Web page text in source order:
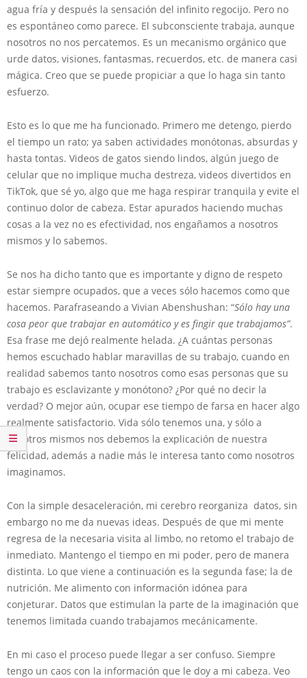
agua fría y después la sensación del infinito regocijo. Pero no
es espontáneo como parece. El subconsciente trabaja, aunque
nosotros no nos percatemos. Es un mecanismo orgánico que
urde datos, visiones, fantasmas, recuerdos, etc. de manera casi
mágica. Creo que se puede propiciar a que lo haga sin tanto
esfuerzo.
Esto es lo que me ha funcionado. Primero me detengo, pierdo
el tiempo un rato; ya saben actividades monótonas, absurdas y
hasta tontas. Videos de gatos siendo lindos, algún juego de
celular que no implique mucha destreza, videos divertidos en
TikTok, que sé yo, algo que me haga respirar tranquila y evite el
continuo dolor de cabeza. Estar apurados haciendo muchas
cosas a la vez no es efectividad, nos engañamos a nosotros
mismos y lo sabemos.
Se nos ha dicho tanto que es importante y digno de respeto
estar siempre ocupados, que a veces sólo hacemos como que
hacemos. Parafraseando a Vivian Abenshushan: “Sólo hay una
cosa peor que trabajar en automático y es fingir que trabajamos”.
Esa frase me dejó realmente helada. ¿A cuántas personas
hemos escuchado hablar maravillas de su trabajo, cuando en
realidad sabemos tanto nosotros como esas personas que su
trabajo es esclavizante y monótono? ¿Por qué no decir la
verdad? O mejor aún, ocupar ese tiempo de farsa en hacer algo
realmente satisfactorio. Vida sólo tenemos una, y sólo a
nosotros mismos nos debemos la explicación de nuestra
felicidad, además a nadie más le interesa tanto como nosotros
imaginamos.
Con la simple desaceleración, mi cerebro reorganiza datos, sin
embargo no me da nuevas ideas. Después de que mi mente
regresa de la necesaria visita al limbo, no retomo el trabajo de
inmediato. Mantengo el tiempo en mi poder, pero de manera
distinta. Lo que viene a continuación es la segunda fase; la de
nutrición. Me alimento con información idónea para
conjeturar. Datos que estimulan la parte de la imaginación que
tenemos limitada cuando trabajamos mecánicamente.
En mi caso el proceso puede llegar a ser confuso. Siempre
tengo un caos con la información que le doy a mi cabeza. Veo